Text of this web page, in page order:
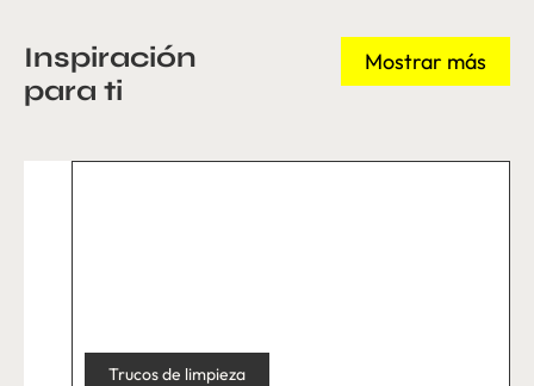
Inspiración
para ti
Mostrar más
Trucos de limpieza